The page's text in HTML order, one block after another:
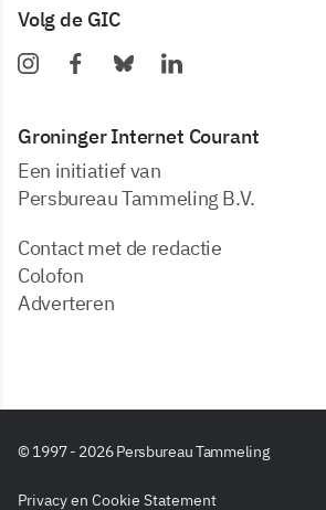
Volg de GIC
Groninger Internet Courant
Een initiatief van
Persbureau Tammeling B.V.
Contact met de redactie
Colofon
Adverteren
© 1997 - 2026 Persbureau Tammeling
Privacy en Cookie Statement